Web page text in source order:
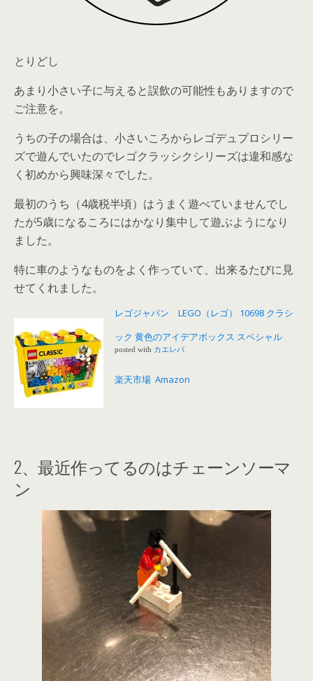
とりどし
あまり小さい子に与えると誤飲の可能性もありますので
ご注意を。
うちの子の場合は、小さいころからレゴデュプロシリー
ズで遊んでいたのでレゴクラッシクシリーズは違和感な
く初めから興味深々でした。
最初のうち（4歳税半頃）はうまく遊べていませんでし
たが5歳になるころにはかなり集中して遊ぶようになり
ました。
特に車のようなものをよく作っていて、出来るたびに見
せてくれました。
レゴジャパン LEGO（レゴ） 10698 クラシ
ック 黄色のアイデアボックス スペシャル
posted with カエレバ
楽天市場 Amazon
2、最近作ってるのはチェーンソーマ
ン